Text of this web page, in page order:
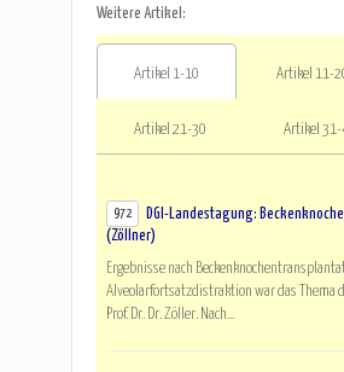
Weitere Artikel:
Artikel 1-10 Artikel 11-
Artikel 21-30 Artikel 31-
972
DGI-Landestagung:
(Zöllner)
Ergebnisse nach
Alveolarfortsatzdistraktion war das Thema
Prof. Dr. Dr. Zöller. Nach...